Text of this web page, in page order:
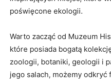
poświęcone ‌ekologii.
Warto​ zacząć od Muzeum
które posiada bogatą
zoologii, ⁣botaniki, geologii i
jego salach, możemy odkryć⁢